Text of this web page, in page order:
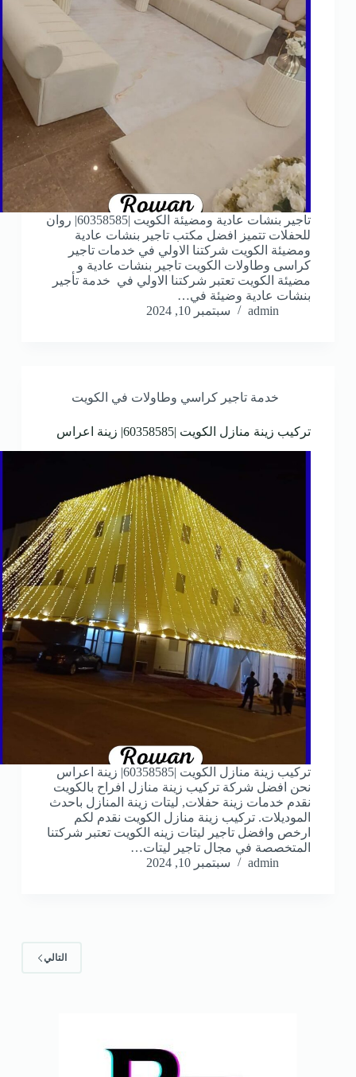
تاجير بنشات عادية ومضيئة الكويت |60358585| روان
للحفلات تتميز افضل مكتب تاجير بنشات عادية
ومضيئة الكويت شركتنا الاولي في خدمات تاجير
كراسى وطاولات الكويت تاجير بنشات عادية و
مضيئة الكويت تعتبر شركتنا الاولي في خدمة تأجير
بنشات عادية وضيئة في…
admin
سبتمبر 10, 2024
خدمة تاجير كراسي وطاولات في الكويت
تركيب زينة منازل الكويت |60358585| زينة اعراس
تركيب زينة منازل الكويت |60358585| زينة اعراس
نحن افضل شركة تركيب زينة منازل افراح بالكويت
نقدم خدمات زينة حفلات, ليتات زينة المنازل باحدث
الموديلات. تركيب زينة منازل الكويت نقدم لكم
ارخص وافضل تاجير ليتات زينه الكويت تعتبر شركتنا
المتخصصة في مجال تاجير ليتات…
admin
سبتمبر 10, 2024
التالي